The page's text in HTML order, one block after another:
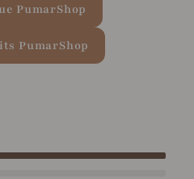
PumarShop
PumarShop